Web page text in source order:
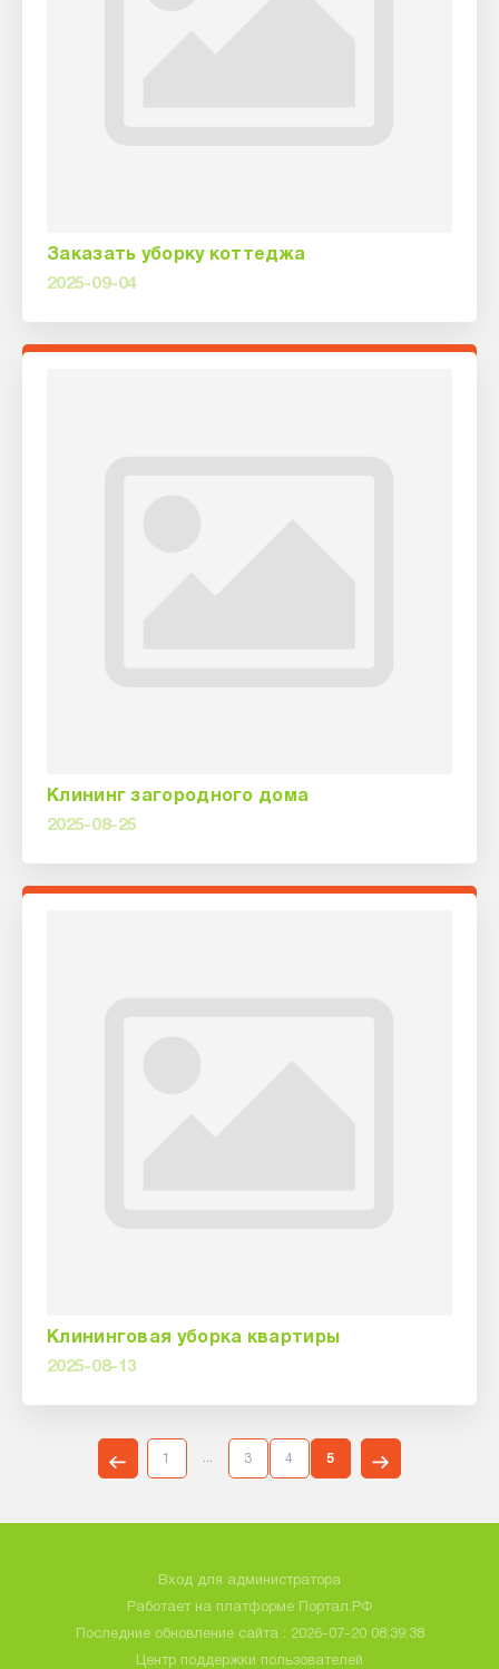
Заказать уборку коттеджа
2025-09-04
Клининг загородного дома
2025-08-25
Клининговая уборка квартиры
2025-08-13
1 ... 3 4 5
Вход для администратора
Работает на платформе
Портал.РФ
Последние обновление сайта : 2026-07-20 08:39:38
Центр поддержки пользователей